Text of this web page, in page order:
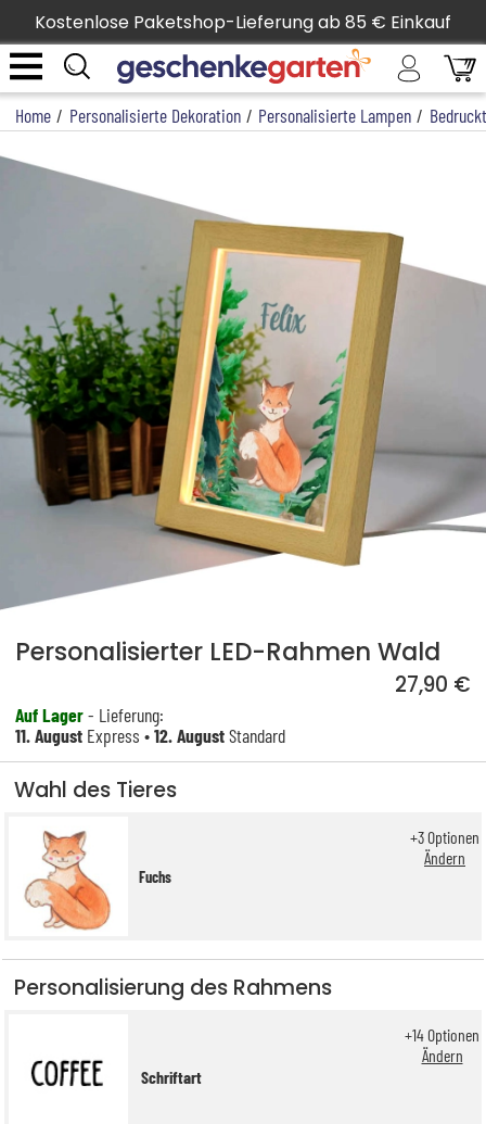
Kostenlose Paketshop-Lieferung ab 85 € Einkauf
Home / Personalisierte Dekoration / Personalisierte Lampen /
Personalisierter LED-Rahmen Wald
27,90 €
Auf Lager- Lieferung:
11. August Express •12. AugustStandard
Wahl des Tieres
Fuchs
+3Optionen
Ändern
Personalisierung des Rahmens
Schriftart
+14Optionen
Ändern